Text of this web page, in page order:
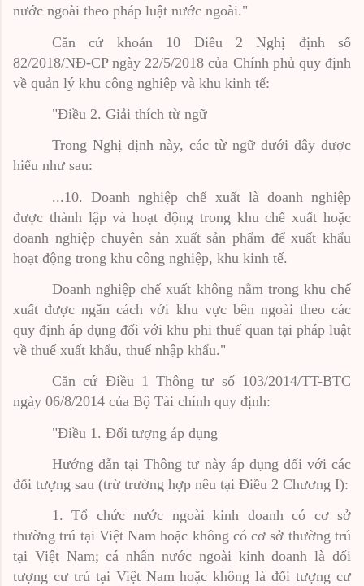
nước ngoài theo pháp luật nước ngoài."
Căn cứ khoản 10 Điều 2 Nghị định số
82/2018/NĐ-CP ngày 22/5/2018 của Chính phủ quy định
về quản lý khu công nghiệp và khu kinh tế:
"Điều 2. Giải thích từ ngữ
Trong Nghị định này, các từ ngữ dưới đây được
hiểu như sau:
...10. Doanh nghiệp chế xuất là doanh nghiệp
được thành lập và hoạt động trong khu chế xuất hoặc
doanh nghiệp chuyên sản xuất sản phẩm để xuất khẩu
hoạt động trong khu công nghiệp, khu kinh tế.
Doanh nghiệp chế xuất không nằm trong khu chế
xuất được ngăn cách với khu vực bên ngoài theo các
quy định áp dụng đối với khu phi thuế quan tại pháp luật
về thuế xuất khẩu, thuế nhập khẩu."
Căn cứ Điều 1 Thông tư số 103/2014/TT-BTC
ngày 06/8/2014 của Bộ Tài chính quy định:
"Điều 1. Đối tượng áp dụng
Hướng dẫn tại Thông tư này áp dụng đối với các
đối tượng sau (trừ trường hợp nêu tại Điều 2 Chương I):
1.
Tổ chức nước ngoài kinh doanh có cơ sở
thường trú tại Việt Nam hoặc không có cơ sở thường trú
tại Việt Nam; cá nhân nước ngoài kinh doanh là đối
tượng cư trú tại Việt Nam hoặc không là đối tượng cư